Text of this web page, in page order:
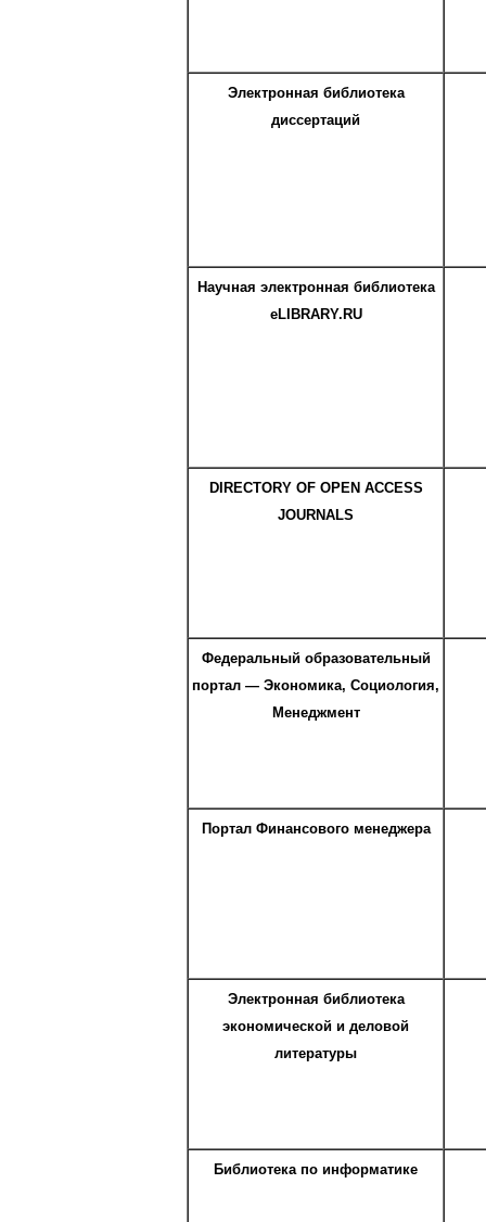
Электронная библиотека
диссертаций
Научная электронная библиотека
eLIBRARY.RU
DIRECTORY OF OPEN ACCESS
JOURNALS
Федеральный образовательный
портал — Экономика, Социология,
Менеджмент
Портал Финансового менеджера
Электронная библиотека
экономической и деловой
литературы
Библиотека по информатике